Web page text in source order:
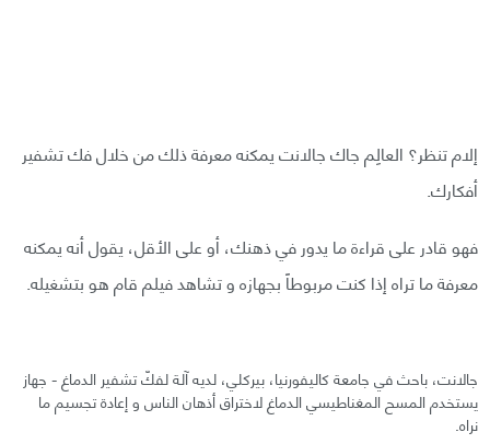
إلام تنظر؟ العالِم جاك جالانت يمكنه معرفة ذلك من خلال فك تشفير
أفكارك.
فهو قادر على قراءة ما يدور في ذهنك، أو على الأقل، يقول أنه يمكنه
معرفة ما تراه إذا كنت مربوطاً بجهازه و تشاهد فيلم قام هو بتشغيله.
جالانت، باحث في جامعة كاليفورنيا، بيركلي، لديه آلة لفكّ تشفير الدماغ - جهاز
يستخدم المسح المغناطيسي الدماغ لاختراق أذهان الناس و إعادة تجسيم ما
نراه.